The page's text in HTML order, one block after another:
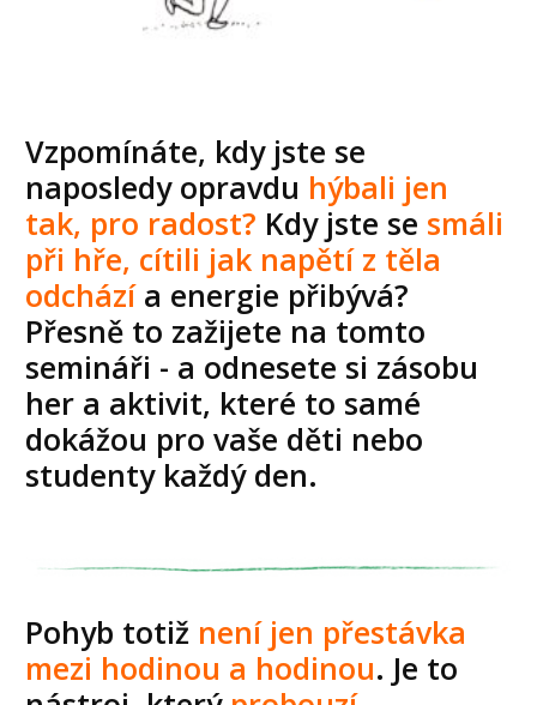
Vzpomínáte, kdy jste se
naposledy opravdu hýbali jen
tak, pro radost? Kdy jste se smáli
při hře, cítili jak napětí z těla
odchází a energie přibývá?
Přesně to zažijete na tomto
semináři - a odnesete si zásobu
her a aktivit, které to samé
dokážou pro vaše děti nebo
studenty každý den.
Pohyb totiž není jen přestávka
mezi hodinou a hodinou. Je to